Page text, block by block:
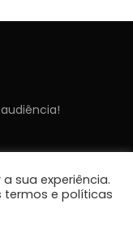
sua experiência.
termos e políticas